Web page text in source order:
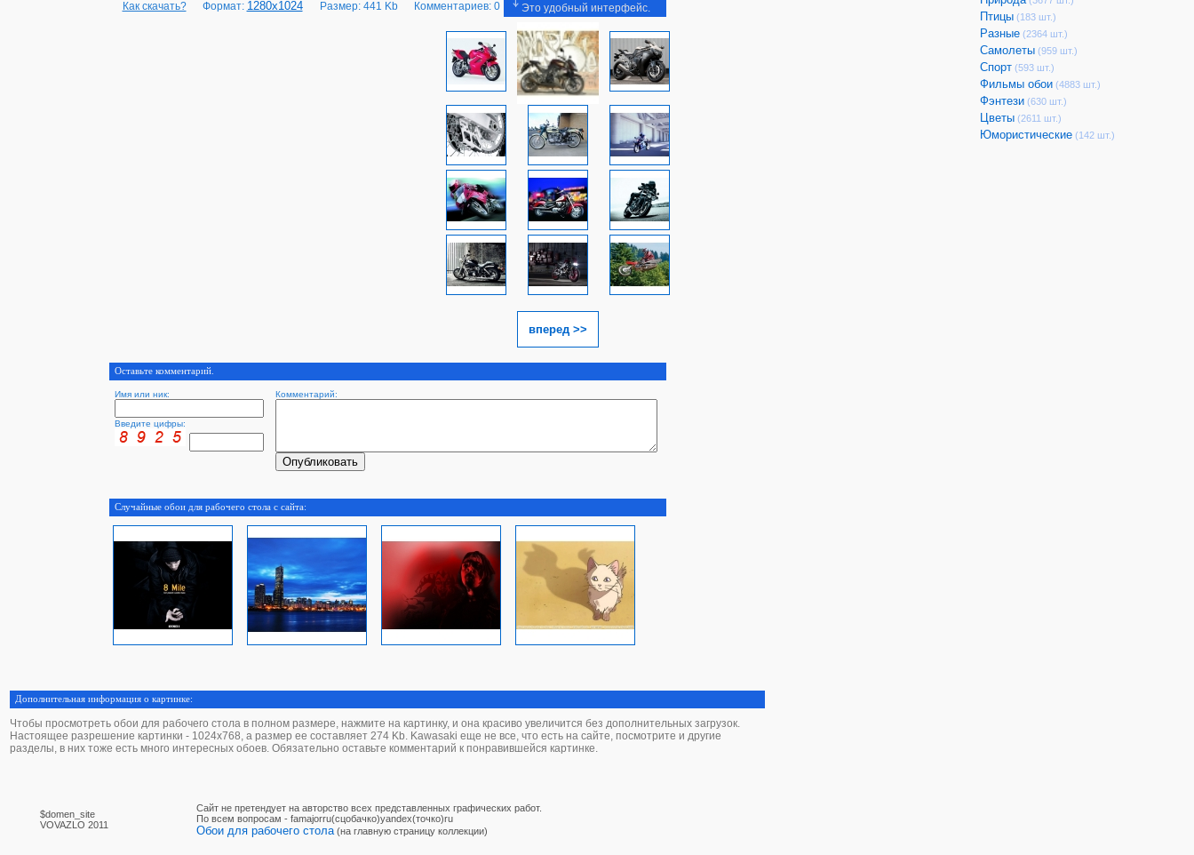
Как скачать? Формат: 1280x1024 Размер: 441 Kb Комментариев: 0 Это удобный интерфейс.
вперед >>
Оставьте комментарий.
Имя или ник: Комментарий:
Введите цифры:
Случайные обои для рабочего стола с сайта:
Дополнительная информация о картинке:
Чтобы просмотреть обои для рабочего стола в полном размере, нажмите на картинку, и она красиво увеличится без дополнительных загрузок.
Настоящее разрешение картинки - 1024х768, а размер ее составляет 274 Kb. Kawasaki еще не все, что есть на сайте, посмотрите и другие
разделы, в них тоже есть много интересных обоев. Обязательно оставьте комментарий к понравившейся картинке.
Птицы (183 шт.)
Разные (2364 шт.)
Самолеты (959 шт.)
Спорт (593 шт.)
Фильмы обои (4883 шт.)
Фэнтези (630 шт.)
Цветы (2611 шт.)
Юмористические (142 шт.)
$domen_site
VOVAZLO 2011
Сайт не претендует на авторство всех представленных графических работ.
По вcем вопросам - famajorru(сцобачко)yandex(точко)ru
Обои для рабочего стола (на главную страницу коллекции)